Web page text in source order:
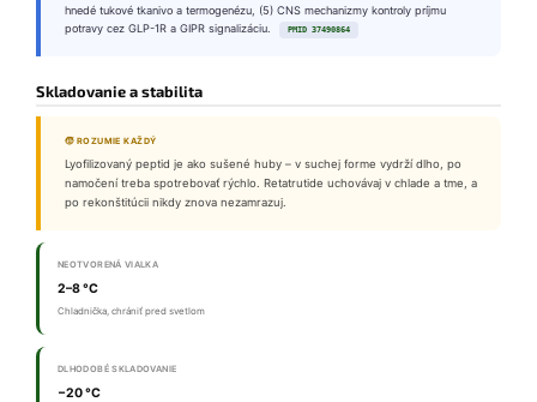
hnedé tukové tkanivo a termogenézu, (5) CNS mechanizmy kontroly príjmu
potravy cez GLP-1R a GIPR signalizáciu.
PMID 37490864
Skladovanie a stabilita
🧒 ROZUMIE KAŽDÝ
Lyofilizovaný peptid je ako sušené huby – v suchej forme vydrží dlho, po
namočení treba spotrebovať rýchlo. Retatrutide uchovávaj v chlade a tme, a
po rekonštitúcii nikdy znova nezamrazuj.
NEOTVORENÁ VIALKA
2–8 °C
Chladnička, chrániť pred svetlom
DLHODOBÉ SKLADOVANIE
−20 °C